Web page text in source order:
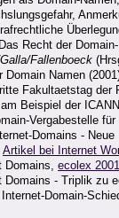
Recht der
Fallenboeck
Namen
Fakultaetstag der
Beispiel der
Vergabestelle
Domains -
Artikel bei Internet
ecolex
Domains - Triplik zu
Domain-